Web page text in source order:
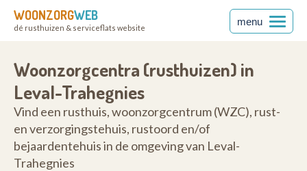
WOONZORGWEB
dé rusthuizen & serviceflats website
menu
Woonzorgcentra (rusthuizen) in
Leval-Trahegnies
Vind een rusthuis, woonzorgcentrum (WZC), rust-
en verzorgingstehuis, rustoord en/of
bejaardentehuis in de omgeving van Leval-
Trahegnies